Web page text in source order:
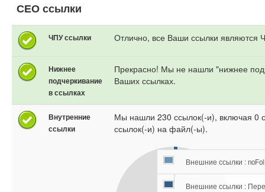
СЕО ссылки
ЧПУ ссылки Отлично, все Ваши ссылки являются
Нижнее
подчеркивание
в ссылках
Прекрасно! Мы не нашли "нижнее
Ваших ссылках.
Внутренние
ссылки
Мы нашли 230 ссылок(-и), включая 0
ссылок(-и) на файл(-ы).
Внешние ссылки :
Внешние ссылки :